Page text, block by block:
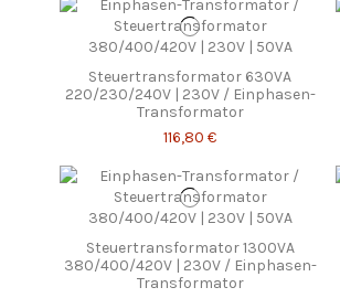
Steuertransformator 630VA
220/230/240V | 230V / Einphasen-
Transformator
116,80 €
Steuertransformator 1300VA
380/400/420V | 230V / Einphasen-
Transformator